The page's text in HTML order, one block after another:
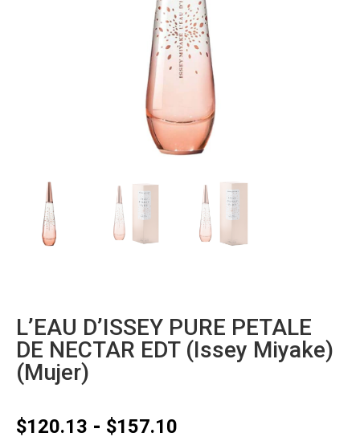
L’EAU D’ISSEY PURE PETALE
DE NECTAR EDT (Issey Miyake)
(Mujer)
$120.13 - $157.10